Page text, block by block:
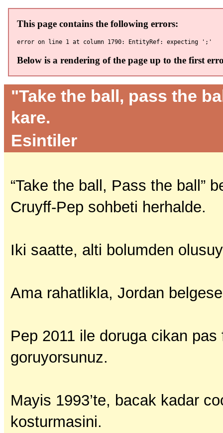
"Take the ball, pass the
kare.
Esintiler
“Take the ball, Pass the ball”
Cruyff-Pep sohbeti herhalde.
Iki saatte, alti bolumden
Ama rahatlikla, Jordan
Pep 2011 ile doruga cikan
goruyorsunuz.
Mayis 1993’te, bacak kadar
kosturmasini.